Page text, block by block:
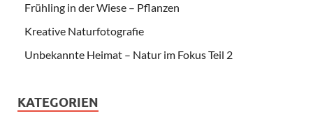
Frühling in der Wiese – Pflanzen
Kreative Naturfotografie
Unbekannte Heimat – Natur im Fokus Teil 2
KATEGORIEN